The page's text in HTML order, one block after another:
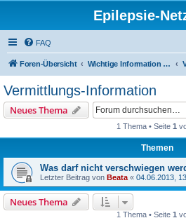
Epilepsie-
FAQ
Foren-Übersicht Wichtige Information für Organisationen und zukünftigen Haltern von Epileptikern aus der Vermittlung
Vermittlungs-Information
Neues Thema
1 Thema • Seite 1
Themen
Was darf nicht verschwiegen
Letzter Beitrag von Beata « 04.06.2013,
Neues Thema
1 Thema • Seite 1